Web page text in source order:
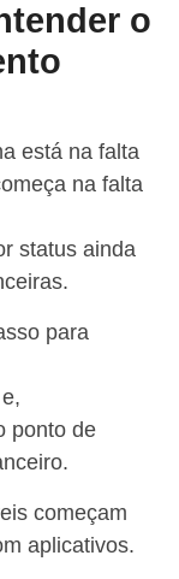
o
está na falta
na falta
status ainda
para
ponto de
começam
aplicativos.